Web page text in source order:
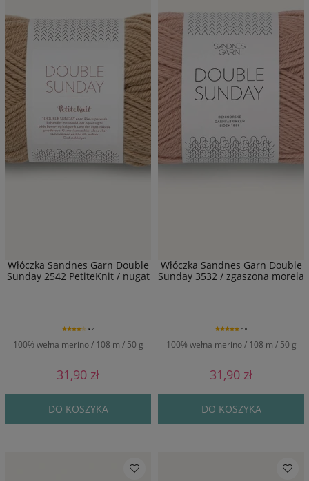
Włóczka Sandnes Garn Double
Sunday 2542 PetiteKnit / nugat
100% wełna merino / 108 m / 50 g
4.2
31,90 zł
DO KOSZYKA
Włóczka Sandnes Garn Double
Sunday 3532 / zgaszona morela
100% wełna merino / 108 m / 50 g
5.0
31,90 zł
DO KOSZYKA